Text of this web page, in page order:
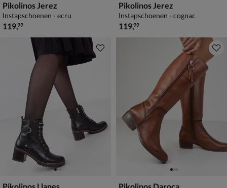
Pikolinos Jerez
Instapschoenen - ecru
€ 119,99
119,99
Pikolinos Jerez
Instapschoenen - cognac
€ 119,99
119,99